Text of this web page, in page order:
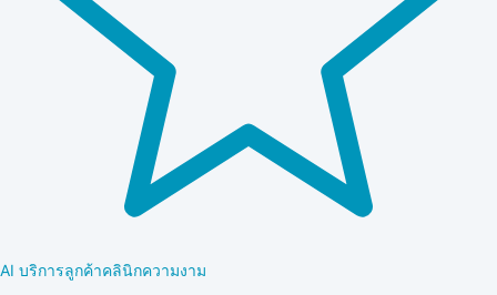
AI บริการลูกค้าคลินิกความงาม